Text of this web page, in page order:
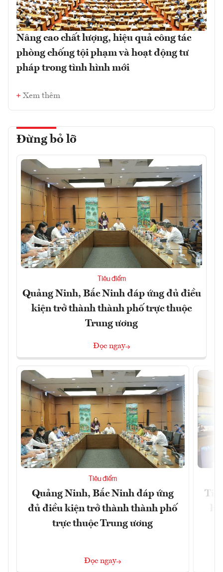
Nâng cao chất lượng, hiệu quả công tác
phòng chống tội phạm và hoạt động tư
pháp trong tình hình mới
Xem thêm
Đừng bỏ lỡ
Tiêu điểm
Quảng Ninh, Bắc Ninh đáp ứng đủ điều
kiện trở thành thành phố trực thuộc
Trung ương
Đọc ngay
Tiêu điểm
Quảng Ninh, Bắc Ninh đáp ứng
đủ điều kiện trở thành thành phố
trực thuộc Trung ương
Đọc ngay